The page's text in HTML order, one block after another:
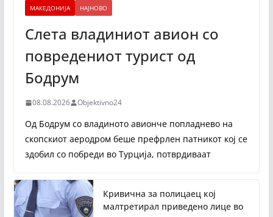
МАКЕДОНИЈА НАЈНОВО
Слета владиниот авион со
повредениот турист од
Бодрум
08.08.2026 Objektivno24
Од Бодрум со владиното авионче попладнево на
скопскиот аеродром беше префрлен патникот кој се
здобил со побреди во Турција, потврдиваат
Кривична за полицаец кој
малтретирал приведено лице во